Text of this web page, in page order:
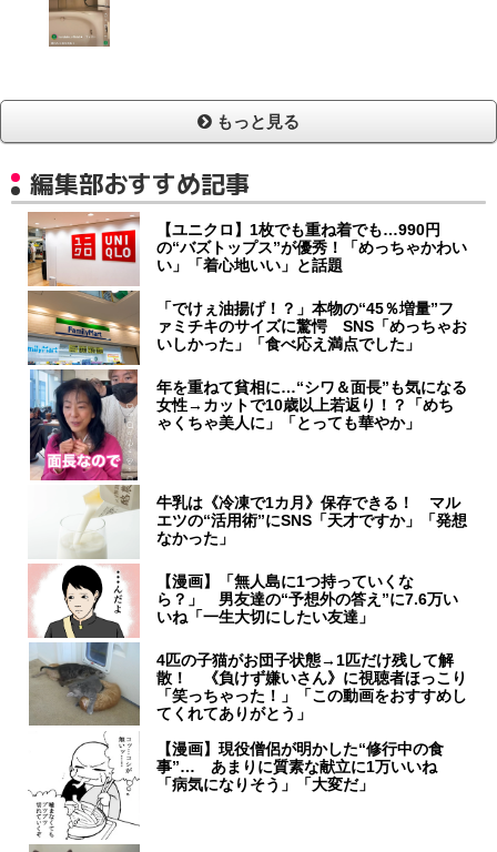
もっと見る
編集部おすすめ記事
【ユニクロ】1枚でも重ね着でも…990円
の“バズトップス”が優秀！「めっちゃかわい
い」「着心地いい」と話題
「でけぇ油揚げ！？」本物の“45％増量”フ
ァミチキのサイズに驚愕 SNS「めっちゃお
いしかった」「食べ応え満点でした」
年を重ねて貧相に…“シワ＆面長”も気になる
女性→カットで10歳以上若返り！？「めち
ゃくちゃ美人に」「とっても華やか」
牛乳は《冷凍で1カ月》保存できる！ マル
エツの“活用術”にSNS「天才ですか」「発想
なかった」
【漫画】「無人島に1つ持っていくな
ら？」 男友達の“予想外の答え”に7.6万い
いね「一生大切にしたい友達」
4匹の子猫がお団子状態→1匹だけ残して解
散！ 《負けず嫌いさん》に視聴者ほっこり
「笑っちゃった！」「この動画をおすすめし
てくれてありがとう」
【漫画】現役僧侶が明かした“修行中の食
事”… あまりに質素な献立に1万いいね
「病気になりそう」「大変だ」